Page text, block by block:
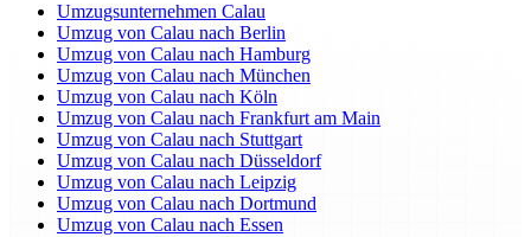
Umzugsunternehmen Calau
Umzug von Calau nach Berlin
Umzug von Calau nach Hamburg
Umzug von Calau nach München
Umzug von Calau nach Köln
Umzug von Calau nach Frankfurt am Main
Umzug von Calau nach Stuttgart
Umzug von Calau nach Düsseldorf
Umzug von Calau nach Leipzig
Umzug von Calau nach Dortmund
Umzug von Calau nach Essen